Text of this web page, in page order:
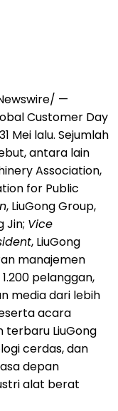
—
Customer Day
Mei lalu. Sejumlah
antara lain
Association,
for Public
, LiuGong Group,
Jin; Vice
, LiuGong
manajemen
pelanggan,
media dari lebih
acara
terbaru LiuGong
cerdas, dan
depan
alat berat